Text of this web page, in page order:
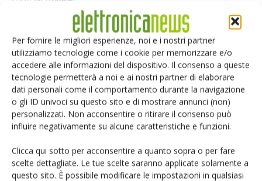
Per fornire le migliori esperienze, noi e i nostri partner
utilizziamo tecnologie come i cookie per memorizzare e/o
accedere alle informazioni del dispositivo. Il consenso a queste
tecnologie permetterà a noi e ai nostri partner di elaborare
dati personali come il comportamento durante la navigazione
o gli ID univoci su questo sito e di mostrare annunci (non)
personalizzati. Non acconsentire o ritirare il consenso può
influire negativamente su alcune caratteristiche e funzioni.
Clicca qui sotto per acconsentire a quanto sopra o per fare
scelte dettagliate. Le tue scelte saranno applicate solamente a
questo sito. È possibile modificare le impostazioni in qualsiasi